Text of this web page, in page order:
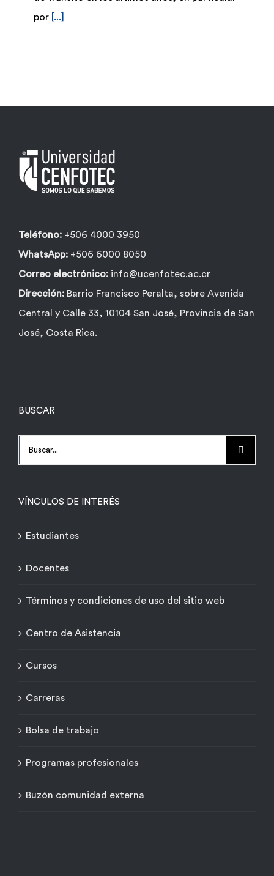
por [...]
Teléfono: +506 4000 3950
WhatsApp: +506 6000 8050
Correo electrónico: info@ucenfotec.ac.cr
Dirección: Barrio Francisco Peralta, sobre Avenida
Central y Calle 33, 10104 San José, Provincia de San
José, Costa Rica.
BUSCAR
Buscar:
VÍNCULOS DE INTERÉS
Estudiantes
Docentes
Términos y condiciones de uso del sitio web
Centro de Asistencia
Cursos
Carreras
Bolsa de trabajo
Programas profesionales
Buzón comunidad externa